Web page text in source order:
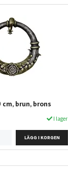
brun, brons
I lager